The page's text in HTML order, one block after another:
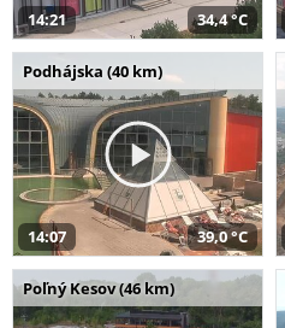
14:21 34,4 °C
Podhájska (40 km)
14:07 39,0 °C
Poľný Kesov (46 km)